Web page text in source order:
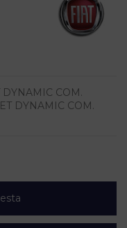
DYNAMIC COM.
DYNAMIC COM.